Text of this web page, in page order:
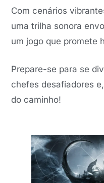
Com cenários
uma trilha sonora
um jogo que promete
Prepare-se para se
chefes desafiadores
do caminho!